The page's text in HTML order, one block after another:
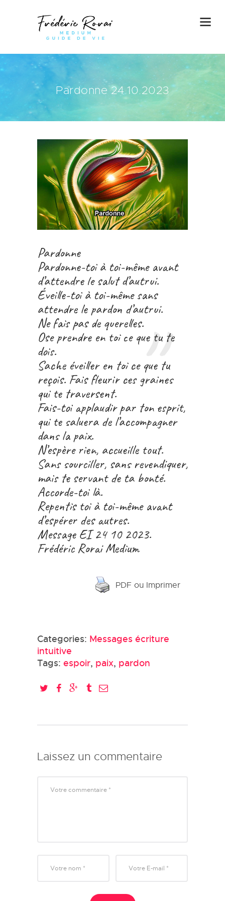
Pardonne 24.10.2023
Pardonne
Pardonne-toi à toi-même avant
d’attendre le salut d’autrui.
Éveille-toi à toi-même sans
attendre le pardon d’autrui.
Ne fais pas de querelles.
Ose prendre en toi ce que tu te
dois.
Sache éveiller en toi ce que tu
reçois. Fais fleurir ces graines
qui te traversent.
Fais-toi applaudir par ton esprit,
qui te saluera de l’accompagner
dans la paix.
N’espère rien, accueille tout.
Sans sourciller, sans revendiquer,
mais te servant de ta bonté.
Accorde-toi là.
Repentis toi à toi-même avant
d’espérer des autres.
Message EI 24 10 2023.
Frédéric Rorai Medium
PDF ou Imprimer
Categories: Messages écriture
intuitive
Tags: espoir, paix, pardon
Laissez un commentaire